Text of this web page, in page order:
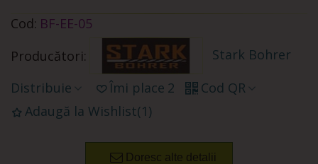
Cod: BF-EE-05
Producători:
Stark Bohrer
Distribuie
Îmi place 2
Cod QR
Adaugă la Wishlist(1 )
Doresc alte detalii